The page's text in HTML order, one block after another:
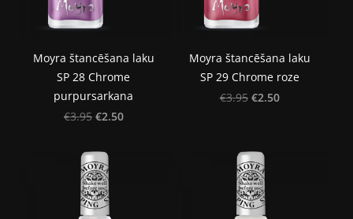
Moyra štancēšana laku
SP 28 Chrome
purpursarkana
€3.95 €2.50
Moyra štancēšana laku
SP 29 Chrome roze
€3.95 €2.50